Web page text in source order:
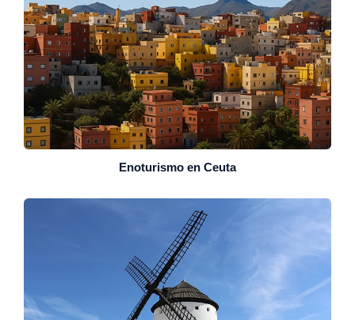
Enoturismo en Ceuta